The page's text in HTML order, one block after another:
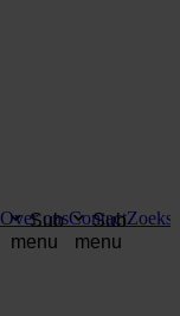
Over ons
Sub
menu
Contact
Sub
menu